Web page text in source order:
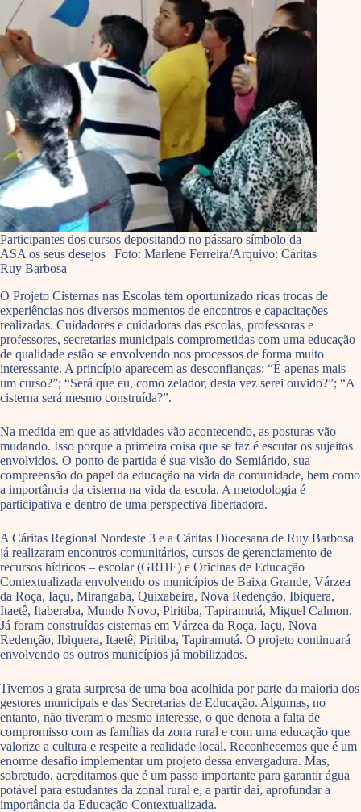
Participantes dos cursos depositando no pássaro símbolo da
ASA os seus desejos | Foto: Marlene Ferreira/Arquivo: Cáritas
Ruy Barbosa
O Projeto Cisternas nas Escolas tem oportunizado ricas trocas de
experiências nos diversos momentos de encontros e capacitações
realizadas. Cuidadores e cuidadoras das escolas, professoras e
professores, secretarias municipais comprometidas com uma educação
de qualidade estão se envolvendo nos processos de forma muito
interessante. A princípio aparecem as desconfianças: “É apenas mais
um curso?”; “Será que eu, como zelador, desta vez serei ouvido?”; “A
cisterna será mesmo construída?”.
Na medida em que as atividades vão acontecendo, as posturas vão
mudando. Isso porque a primeira coisa que se faz é escutar os sujeitos
envolvidos. O ponto de partida é sua visão do Semiárido, sua
compreensão do papel da educação na vida da comunidade, bem como
a importância da cisterna na vida da escola. A metodologia é
participativa e dentro de uma perspectiva libertadora.
A Cáritas Regional Nordeste 3 e a Cáritas Diocesana de Ruy Barbosa
já realizaram encontros comunitários, cursos de gerenciamento de
recursos hídricos – escolar (GRHE) e Oficinas de Educação
Contextualizada envolvendo os municípios de Baixa Grande, Várzea
da Roça, Iaçu, Mirangaba, Quixabeira, Nova Redenção, Ibiquera,
Itaetê, Itaberaba, Mundo Novo, Piritiba, Tapiramutá, Miguel Calmon.
Já foram construídas cisternas em Várzea da Roça, Iaçu, Nova
Redenção, Ibiquera, Itaetê, Piritiba, Tapiramutá. O projeto continuará
envolvendo os outros municípios já mobilizados.
Tivemos a grata surpresa de uma boa acolhida por parte da maioria dos
gestores municipais e das Secretarias de Educação. Algumas, no
entanto, não tiveram o mesmo interesse, o que denota a falta de
compromisso com as famílias da zona rural e com uma educação que
valorize a cultura e respeite a realidade local. Reconhecemos que é um
enorme desafio implementar um projeto dessa envergadura. Mas,
sobretudo, acreditamos que é um passo importante para garantir água
potável para estudantes da zonal rural e, a partir daí, aprofundar a
importância da Educação Contextualizada.